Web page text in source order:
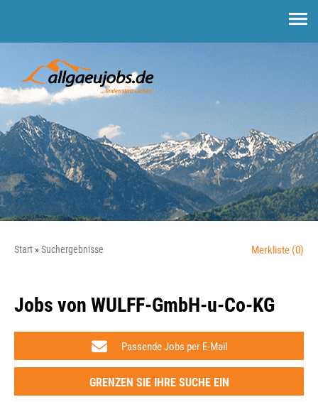
Start Suchergebnisse Merkliste (0)
Jobs von WULFF-GmbH-u-Co-KG
Passende Jobs per E-Mail
GRENZEN SIE IHRE SUCHE EIN